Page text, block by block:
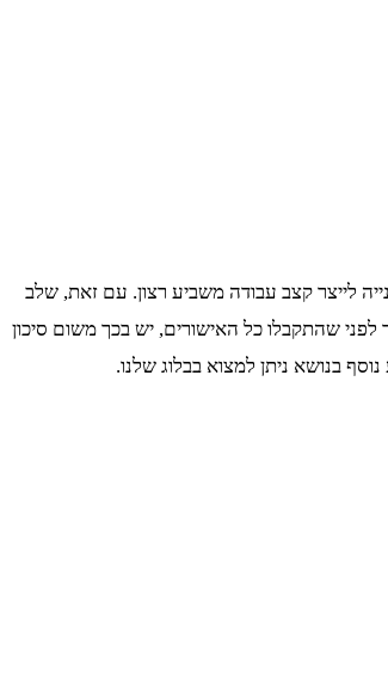
לייצר קצב עבודה משביע רצון. עם זאת, שלב
שהתקבלו כל האישורים, יש בכך משום סיכון
בנושא ניתן למצוא בבלוג שלנו.